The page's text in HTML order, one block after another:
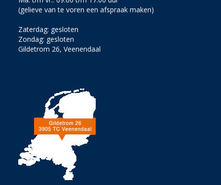
(gelieve van te voren een afspraak maken)
Zaterdag: gesloten
Zondag: gesloten
Gildetrom 26, Veenendaal